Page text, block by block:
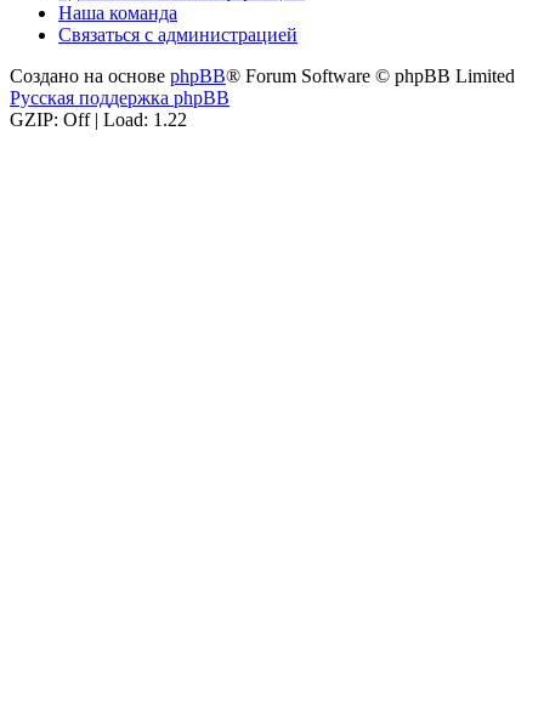
Наша команда
Связаться с администрацией
Создано на основе phpBB® Forum Software © phpBB Limited
Русская поддержка phpBB
GZIP: Off | Load: 1.22